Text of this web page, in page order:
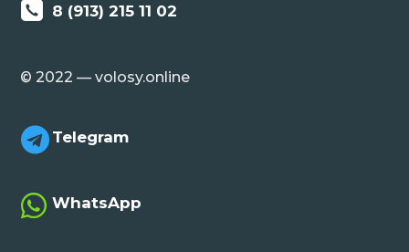
8 (913) 215 11 02
© 2022 — volosy.online
 Telegram
 WhatsApp